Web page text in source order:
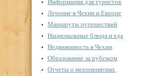
Информация для туристов
Лечение в Чехии и Европе
Маршруты путешествий
Национальные блюда и еда
Недвижимость в Чехии
Образование за рубежом
Отчеты о мероприятиях